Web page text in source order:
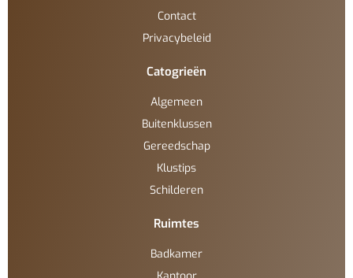
Contact
Privacybeleid
Catogrieën
Algemeen
Buitenklussen
Gereedschap
Klustips
Schilderen
Ruimtes
Badkamer